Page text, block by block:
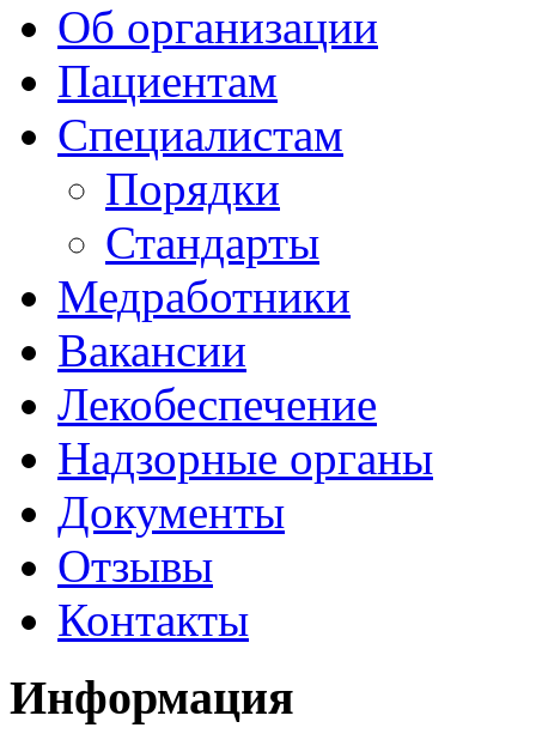
Об организации
Пациентам
Специалистам
Порядки
Стандарты
Медработники
Вакансии
Лекобеспечение
Надзорные органы
Документы
Отзывы
Контакты
Информация